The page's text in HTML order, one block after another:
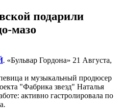
подарили
мазо
. «Бульвар Гордона» 21 Августа,
и музыкальный продюсер
"Фабрика звезд" Наталья
активно гастролировала по